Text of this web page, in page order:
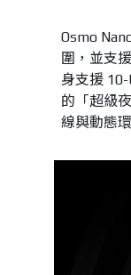
Osmo
圍，並支
身支援
的「超級
線與動態